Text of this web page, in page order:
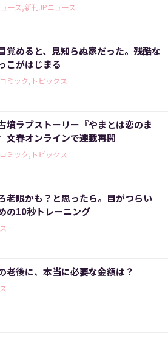
ース,新刊JPニュース
覚めると、見知らぬ家だった。残酷な
こがはじまる
ミック,トピックス
墳ラブストーリー『やまとは恋のま
文春オンラインで連載再開
ミック,トピックス
老眼かも？と思ったら。目がつらい
の10秒トレーニング
老後に、本当に必要な金額は？